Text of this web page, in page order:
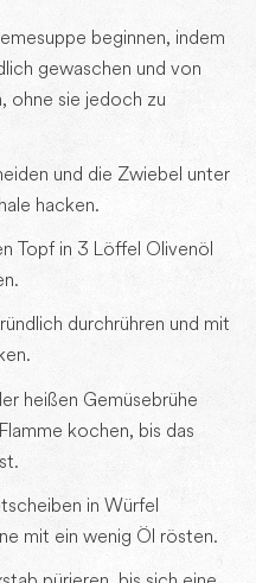
beginnen, indem
gewaschen und von
ohne sie jedoch zu
und die Zwiebel unter
hacken.
Topf in 3 Löffel Olivenöl
durchrühren und mit
heißen Gemüsebrühe
kochen, bis das
in Würfel
mit ein wenig Öl rösten.